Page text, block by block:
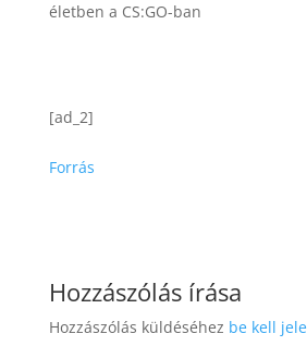
életben a CS:GO-ban
[ad_2]
Forrás
Hozzászólás írása
Hozzászólás küldéséhez be kell